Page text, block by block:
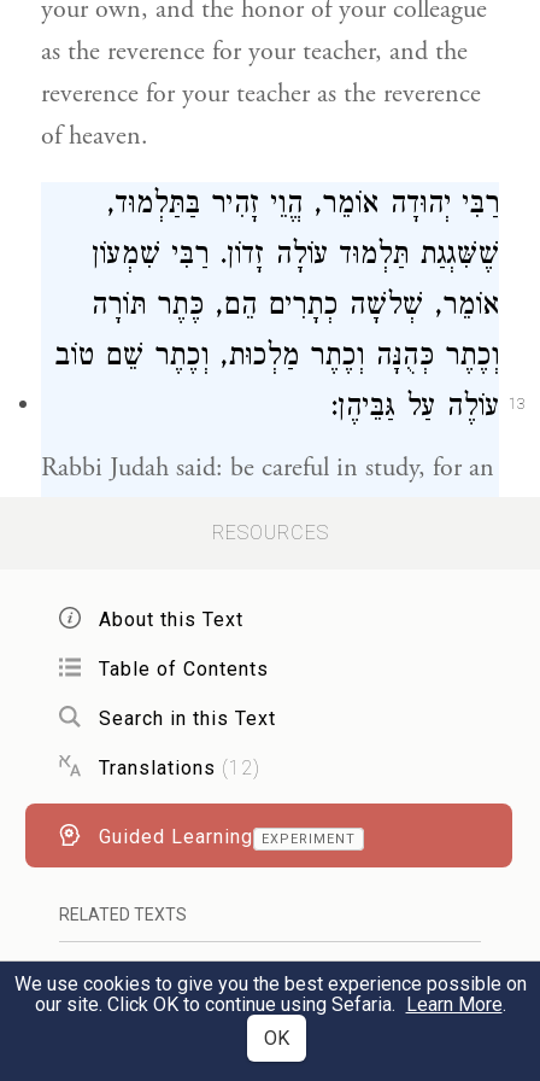
your own, and the honor of your colleague
as the reverence for your teacher, and the
reverence for your teacher as the reverence
of heaven.
13
רַבִּי יְהוּדָה אוֹמֵר, הֱוֵי זָהִיר בַּתַּלְמוּד,
שֶׁשִּׁגְגַת תַּלְמוּד עוֹלָה זָדוֹן. רַבִּי שִׁמְעוֹן
אוֹמֵר, שְׁלשָׁה כְתָרִים הֵם, כֶּתֶר תּוֹרָה
וְכֶתֶר כְּהֻנָּה וְכֶתֶר מַלְכוּת, וְכֶתֶר שֵׁם טוֹב
עוֹלֶה עַל גַּבֵּיהֶן:
Rabbi Judah said: be careful in study, for an
priesthood, and the crown of royalty, but
the crown of a good name supersedes them
all.
14
אוֹמֵר, הֱוֵי גוֹלֶה לִמְקוֹם תּוֹרָה,
וְאַל תֹּאמַר שֶׁהִיא תָבֹא אַחֲרֶיךָ, שֶׁחֲבֵרֶיךָ
):
Rabbi Nehoraisaid: go as a [voluntary]
exile to a place of Torah and say not that it
RESOURCES
About this Text
Table of Contents
Search in this Text
Translations (12)
Guided Learning EXPERIMENT
RELATED TEXTS
Commentary(104) EN
We use cookies to give you the best experience possible on
our site. Click OK to continue using Sefaria. Learn More.
OK